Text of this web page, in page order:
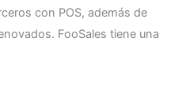
con POS, además de
FooSales tiene una